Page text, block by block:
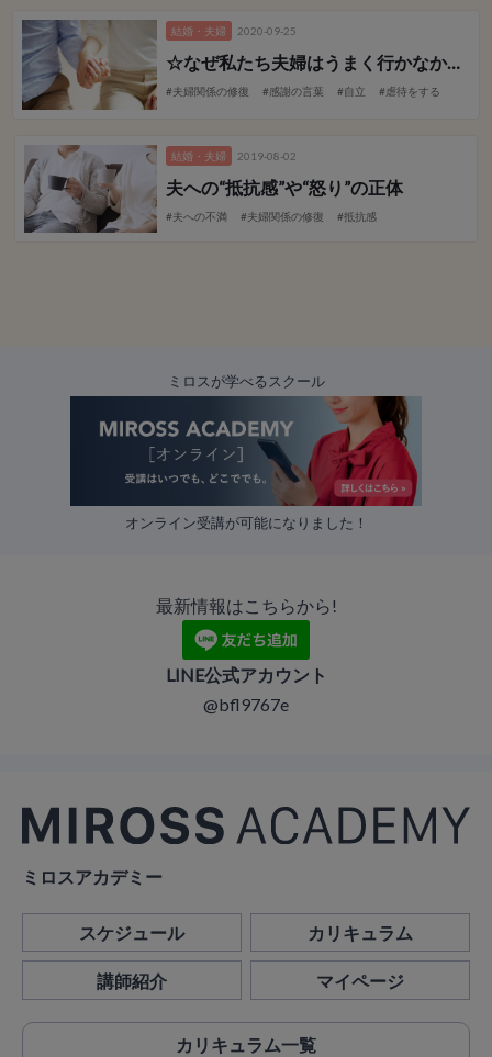
結婚・夫婦 2020-09-25
☆なぜ私たち夫婦はうまく行かなかったのか？～甘えて生きていたから～ 【夫編】
#夫婦関係の修復 #感謝の言葉 #自立 #虐待をする
結婚・夫婦 2019-08-02
夫への“抵抗感”や“怒り”の正体
#夫への不満 #夫婦関係の修復 #抵抗感
ミロスが学べるスクール
オンライン受講が可能になりました！
最新情報はこちらから!
LINE公式アカウント
@bfl9767e
ミロスアカデミー
スケジュール カリキュラム
講師紹介 マイページ
カリキュラム一覧